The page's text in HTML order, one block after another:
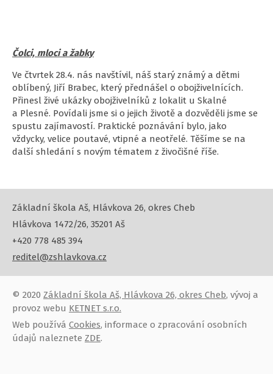
Čolci, mloci a žabky
Ve čtvrtek 28.4. nás navštívil, náš starý známý a dětmi
oblíbený, Jiří Brabec, který přednášel o obojživelnících.
Přinesl živé ukázky obojživelníků z lokalit u Skalné
a Plesné. Povídali jsme si o jejich životě a dozvěděli jsme se
spustu zajímavostí. Praktické poznávání bylo, jako
vždycky, velice poutavé, vtipné a neotřelé. Těšíme se na
další shledání s novým tématem z živočišné říše.
Základní škola Aš, Hlávkova 26, okres Cheb
Hlávkova 1472/26, 35201 Aš
+420 778 485 394
reditel@zshlavkova.cz
© 2020 Základní škola Aš, Hlávkova 26, okres Cheb, vývoj a
provoz webu KETNET s.r.o.
Web používá Cookies, informace o zpracování osobních
údajů naleznete ZDE.